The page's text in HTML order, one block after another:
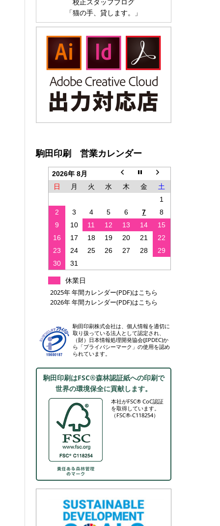
「猫の手、貸します。」
駒田印刷 営業カレンダー
2026年 8月
日
月 火 水 木 金
土
1
2
3 4 5 6 7
8
9
10 11 12 13 14
15
16
17 18 19 20 21
22
23
24 25 26 27 28
29
30
31
休業日
2025年 年間カレンダー(PDF)はこちら
2026年 年間カレンダー(PDF)はこちら
駒田印刷株式会社は、個人情報を適切に
取り扱っている法人として認定され、
（財）日本情報処理開発協会(JIPDEC)か
ら「プライバシーマーク」の使用を認め
られています。
駒田印刷はFSC®森林認証紙への印刷で
世界の環境保全に貢献します。
本社がFSC® CoC認証
を取得しています。
（FSC®-C118254）